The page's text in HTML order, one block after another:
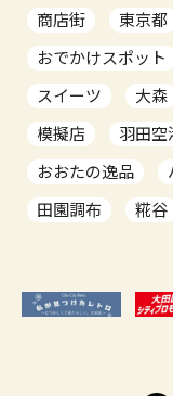
商店街
東京都
おでかけスポット
スイーツ
大森
模擬店
羽田空
おおたの逸品
田園調布
糀谷